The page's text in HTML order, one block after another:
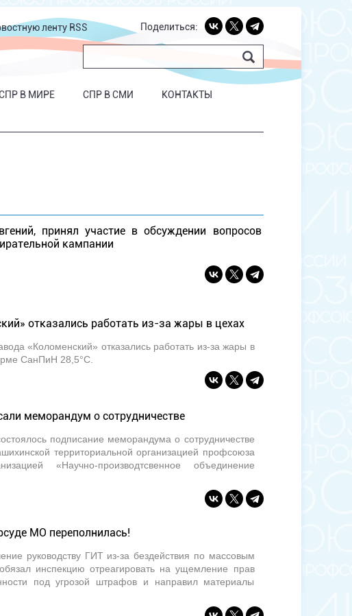
ленту RSS Поделиться:
В МИРЕ СПР В СМИ КОНТАКТЫ
принял участие в обсуждении вопросов
кампании
отказались работать из-за жары в цехах
«Коломенский» отказались работать из-за жары в
СанПиН 28,5°C.
меморандум о сотрудничестве
подписание меморандума о сотрудничестве
территориальной организацией профсоюза
«Научно-производтсвенное объединение
МО переполнилась!
руководству ГИТ из-за бездействия по массовым
инспекцию отреагировать на ущемление прав
под угрозой штрафов и направил материалы